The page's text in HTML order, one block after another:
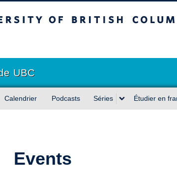
UBC
Calendrier Podcasts Séries Étudier en
Events